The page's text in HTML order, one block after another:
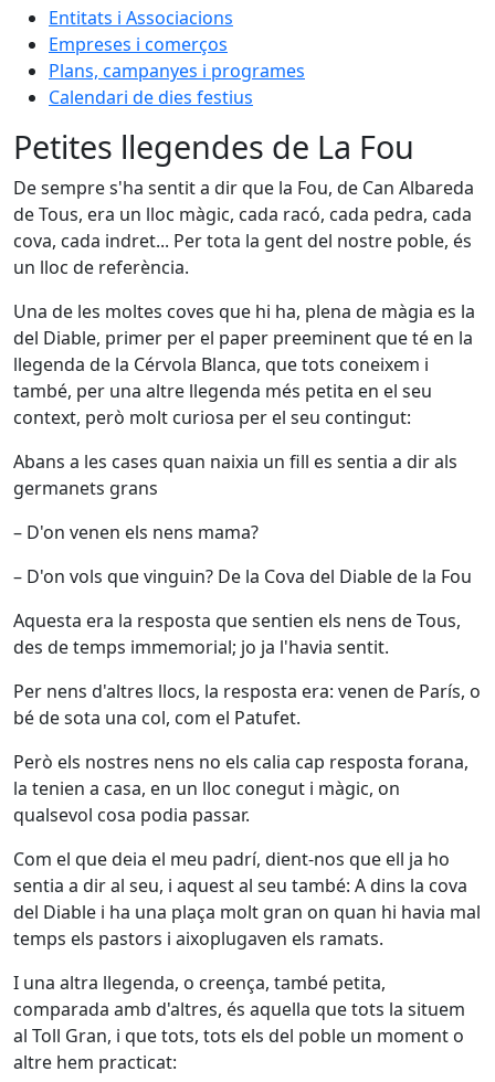
Entitats i Associacions
Empreses i comerços
Plans, campanyes i programes
Calendari de dies festius
Petites llegendes de La Fou
De sempre s'ha sentit a dir que la Fou, de Can Albareda
de Tous, era un lloc màgic, cada racó, cada pedra, cada
cova, cada indret... Per tota la gent del nostre poble, és
un lloc de referència.
Una de les moltes coves que hi ha, plena de màgia es la
del Diable, primer per el paper preeminent que té en la
llegenda de la Cérvola Blanca, que tots coneixem i
també, per una altre llegenda més petita en el seu
context, però molt curiosa per el seu contingut:
Abans a les cases quan naixia un fill es sentia a dir als
germanets grans
– D'on venen els nens mama?
– D'on vols que vinguin? De la Cova del Diable de la Fou
Aquesta era la resposta que sentien els nens de Tous,
des de temps immemorial; jo ja l'havia sentit.
Per nens d'altres llocs, la resposta era: venen de París, o
bé de sota una col, com el Patufet.
Però els nostres nens no els calia cap resposta forana,
la tenien a casa, en un lloc conegut i màgic, on
qualsevol cosa podia passar.
Com el que deia el meu padrí, dient-nos que ell ja ho
sentia a dir al seu, i aquest al seu també: A dins la cova
del Diable i ha una plaça molt gran on quan hi havia mal
temps els pastors i aixoplugaven els ramats.
I una altra llegenda, o creença, també petita,
comparada amb d'altres, és aquella que tots la situem
al Toll Gran, i que tots, tots els del poble un moment o
altre hem practicat: